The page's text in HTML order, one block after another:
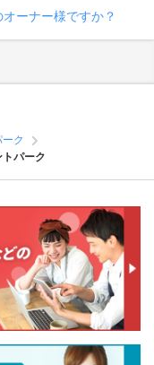
ーナー様ですか？
ク
パーク